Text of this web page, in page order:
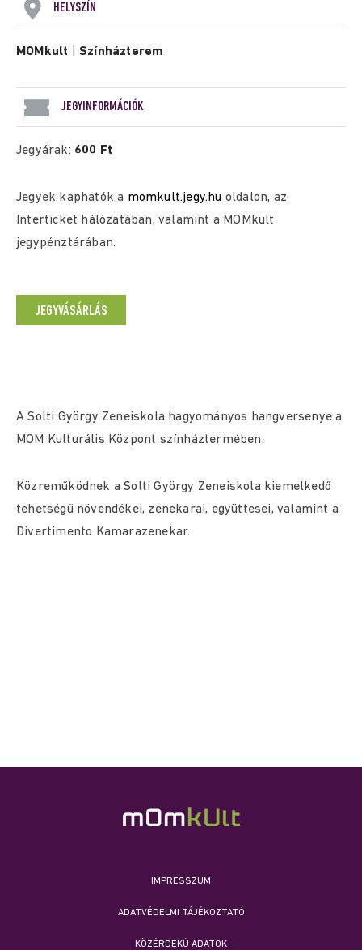
HELYSZÍN
MOMkult |Színházterem
JEGYINFORMÁCIÓK
Jegyárak: 600 Ft
Jegyek kaphatók a momkult.jegy.hu oldalon, az
Interticket hálózatában, valamint a MOMkult
jegypénztárában.
JEGYVÁSÁRLÁS
A Solti György Zeneiskola hagyományos hangversenye a
MOM Kulturális Központ színháztermében.
Közreműködnek a Solti György Zeneiskola kiemelkedő
tehetségű növendékei, zenekarai, együttesei, valamint a
Divertimento Kamarazenekar.
IMPRESSZUM
ADATVÉDELMI TÁJÉKOZTATÓ
KÖZÉRDEKŰ ADATOK